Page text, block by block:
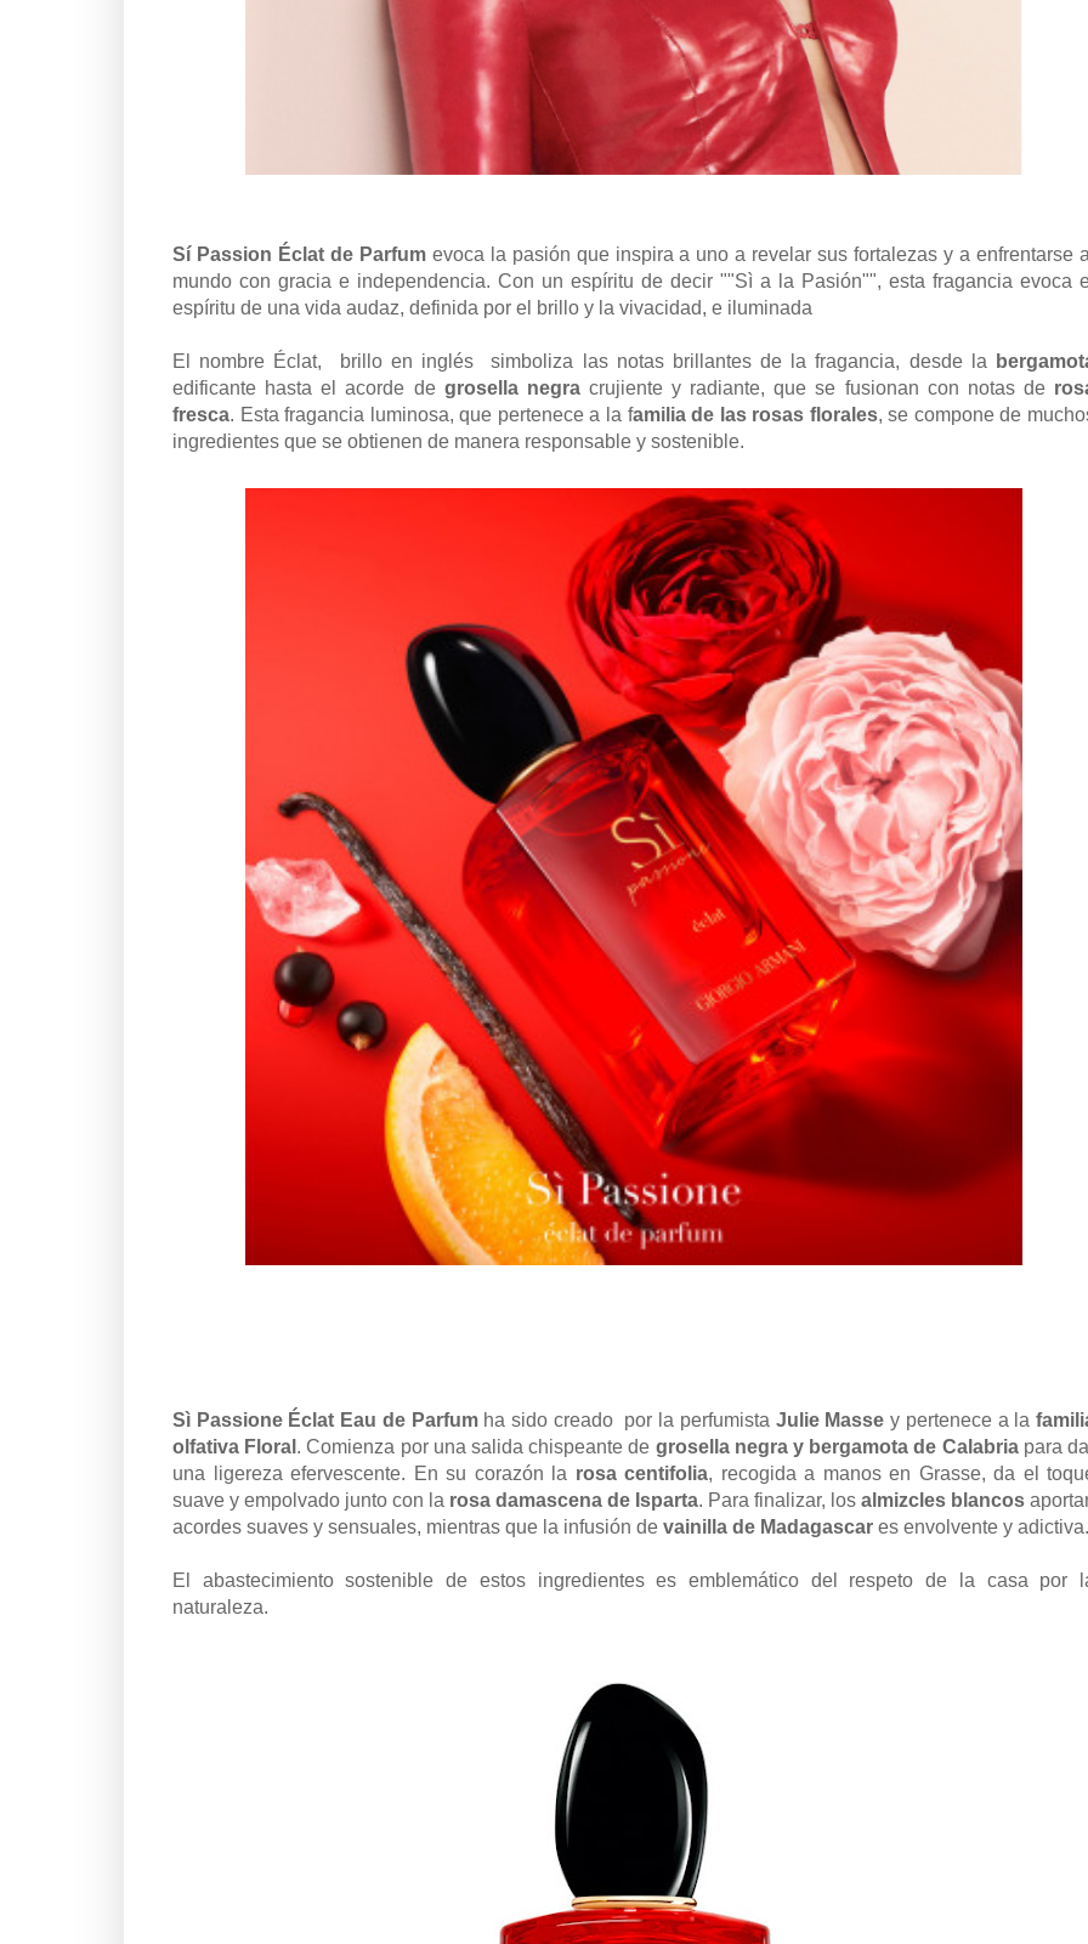
Sí Passion Éclat de Parfum evoca la pasión que inspira a uno a revelar sus fortalezas y a enfrentarse al
mundo con gracia e independencia. Con un espíritu de decir ""Sì a la Pasión"", esta fragancia evoca
espíritu de una vida audaz, definida por el brillo y la vivacidad, e iluminada
El nombre Éclat, brillo en inglés simboliza las notas brillantes de la fragancia, desde la
edificante hasta el acorde de grosella negracrujiente y radiante, que se fusionan con notas de
fresca. Esta fragancia luminosa, que pertenece a la familia de las rosas florales, se compone de
ingredientes que se obtienen de manera responsable y sostenible.
Sì Passione Éclat Eau de Parfum ha sido creado por la perfumista Julie Masse y pertenece a la
olfativa Floral . Comienza por una salida chispeante de grosella negra y bergamota de Calabriapara
una ligereza efervescente. En su corazón la rosa centifolia, recogida a manos en Grasse, da el
suave y empolvado junto con la rosa damascena de Isparta. Para finalizar, los almizcles blancos
acordes suaves y sensuales, mientras que la infusión de vainilla de Madagascar es envolvente y adictiva.
El abastecimiento sostenible de estos ingredientes es emblemático del respeto de la casa por
naturaleza.